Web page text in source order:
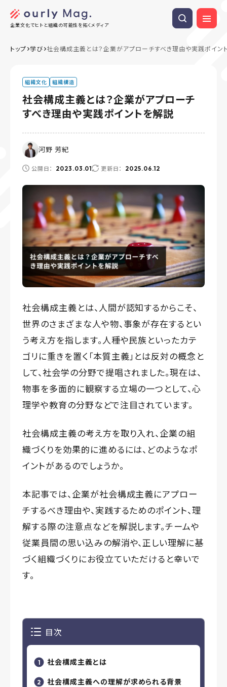
企業文化でヒトと組織の可能性を拓くメディア
トップ 学び 社会構成主義とは？企業がアプローチすべき理由や実践ポイン
組織文化 組織構造
社会構成主義とは？企業がアプローチ
すべき理由や実践ポイントを解説
河野 芳紀
公開日： 2023.03.01 更新日： 2025.06.12
社会構成主義とは、人間が認知するからこそ、
世界のさまざまな人や物、事象が存在するとい
う考え方を指します。人種や民族といったカテ
ゴリに重きを置く「本質主義」とは反対の概念と
して、社会学の分野で提唱されました。現在は、
物事を多面的に観察する立場の一つとして、心
理学や教育の分野などで注目されています。
社会構成主義の考え方を取り入れ、企業の組
織づくりを効果的に進めるには、どのようなポ
イントがあるのでしょうか。
本記事では、企業が社会構成主義にアプロー
チするべき理由や、実践するためのポイント、理
解する際の注意点などを解説します。チームや
従業員間の思い込みの解消や、正しい理解に基
づく組織づくりにお役立ていただけると幸いで
す。
目次
社会構成主義とは
社会構成主義への理解が求められる背景